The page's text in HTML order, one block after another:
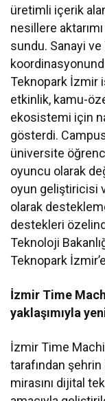
üretimli içerik
nesillere
sundu. Sanayi ve
Teknopark İzmir
etkinlik, kamu-
ekosistemi için
gösterdi.
üniversite
oyuncu olarak
oyun geliştiricisi
olarak
destekleri
Teknoloji
Teknopark
İzmir Time
yaklaşımıyla
İzmir Time
tarafından şehrin
mirasını dijital